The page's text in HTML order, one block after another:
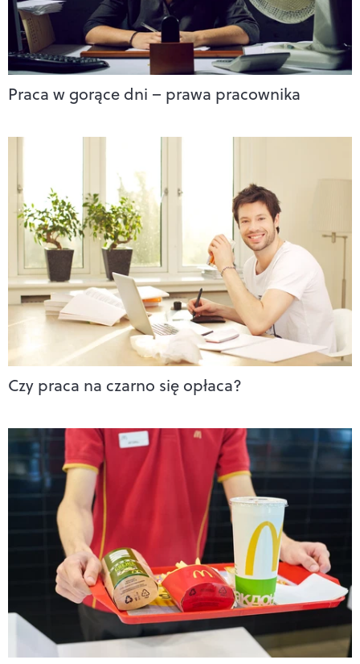
Praca w gorące dni – prawa pracownika
Czy praca na czarno się opłaca?